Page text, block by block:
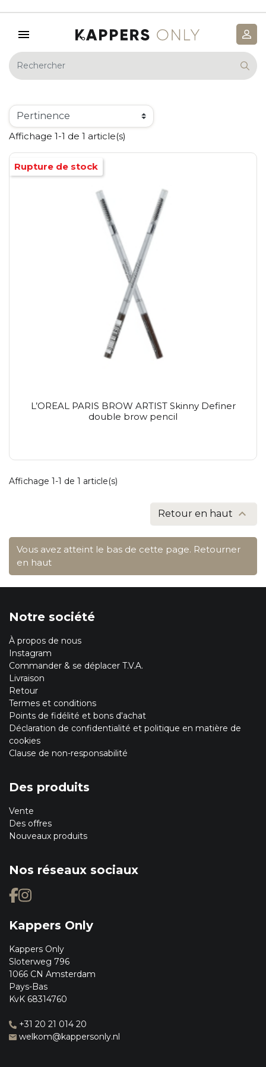
Affichage 1-1 de 1 article(s)
L’OREAL PARIS BROW ARTIST Skinny Definer
double brow pencil
Rupture de stock
Affichage 1-1 de 1 article(s)
Retour en haut 
Vous avez atteint le bas de cette page. Retourner
en haut
Notre société
À propos de nous
Instagram
Commander & se déplacer T.V.A.
Livraison
Retour
Termes et conditions
Points de fidélité et bons d'achat
Déclaration de confidentialité et politique en matière de
cookies
Clause de non-responsabilité
Des produits
Vente
Des offres
Nouveaux produits
Nos réseaux sociaux
Kappers Only
Kappers Only
Sloterweg 796
1066 CN Amsterdam
Pays-Bas
KvK 68314760
+31 20 21 014 20
welkom@kappersonly.nl